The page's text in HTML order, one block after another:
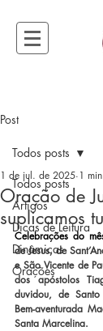
Post
Todos posts
Artigos
Dicas de Leitura
Dinâmicas
Orações
Todos posts
Oração de
suplicamos
1 de jul. de 2025 1
Celebrações do
de Jesus, de
e São Vicente de
dos apóstolos
duvidou, de
Bem-aventurada
Santa Marcelina.